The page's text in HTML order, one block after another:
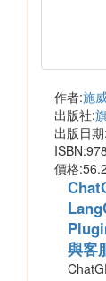
作者:施
出版社:
出版日
價格
與客